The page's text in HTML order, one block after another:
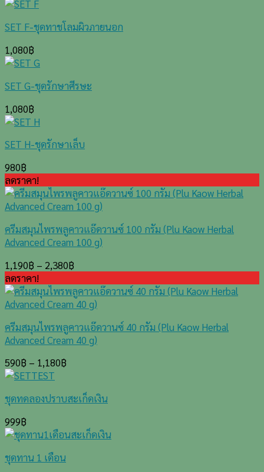
SET F-ชุดทาชโลมผิวภายนอก
1,080฿
SET G-ชุดรักษาศีรษะ
1,080฿
SET H-ชุดรักษาเล็บ
980฿
ลดราคา!
ครีมสมุนไพรพลูคาวแอ๊ดวานซ์ 100 กรัม (Plu Kaow Herbal
Advanced Cream 100 g)
1,190฿ – 2,380฿
ลดราคา!
ครีมสมุนไพรพลูคาวแอ๊ดวานซ์ 40 กรัม (Plu Kaow Herbal
Advanced Cream 40 g)
590฿ – 1,180฿
ชุดทดลองปราบสะเก็ดเงิน
999฿
ชุดทาน 1 เดือน